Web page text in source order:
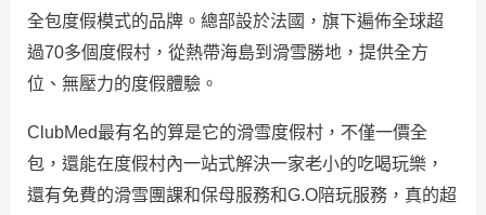
全包度假模式的品牌。總部設於法國，旗下遍佈全球超
過70多個度假村，從熱帶海島到滑雪勝地，提供全方
位、無壓力的度假體驗。
ClubMed最有名的算是它的滑雪度假村，不僅一價全
包，還能在度假村內一站式解決一家老小的吃喝玩樂，
還有免費的滑雪團課和保母服務和G.O陪玩服務，真的超